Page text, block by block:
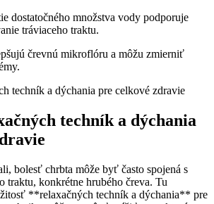
dostatočného množstva vody podporuje
tráviaceho traktu.
črevnú mikroflóru a môžu zmierniť
techník a dýchania
bolesť chrbta môže byť často spojená s
traktu, konkrétne hrubého čreva. Tu
**relaxačných techník a dýchania** pre